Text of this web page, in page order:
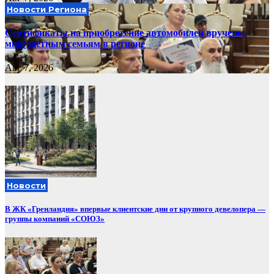
Новости Региона
Сертификаты на приобретение автомобилей вручены
многодетным семьям в регионе
Авг 7, 2026
Новости
В ЖК «Гренландия» впервые клиентские дни от крупного девелопера —
группы компаний «СОЮЗ»